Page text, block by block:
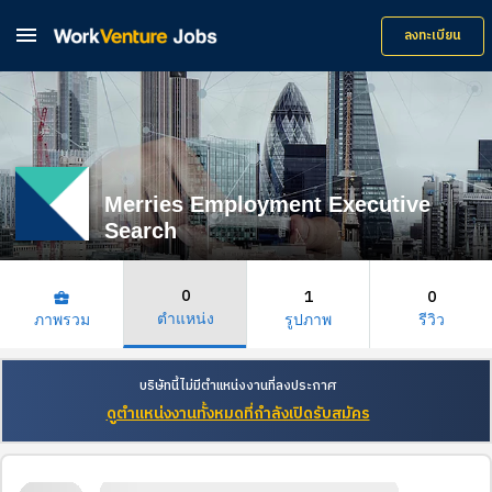
 ลงทะเบียน
Merries Employment Executive
Search
business_center
ภาพรวม
0
ตำแหน่ง
1
รูปภาพ
0
รีวิว
บริษัทนี้ไม่มีตำแหน่งงานที่ลงประกาศ
ดูตำแหน่งงานทั้งหมดที่กำลังเปิดรับสมัคร